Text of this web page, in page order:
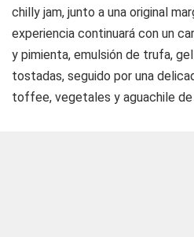
chilly jam, junto a una original
experiencia continuará con un
y pimienta, emulsión de trufa,
tostadas, seguido por una
toffee, vegetales y aguachile de